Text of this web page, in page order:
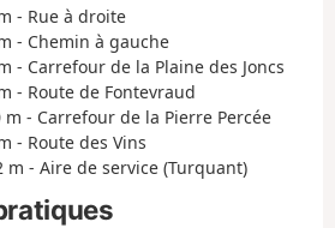
- Rue à droite
- Chemin à gauche
- Carrefour de la Plaine des Joncs
- Route de Fontevraud
m - Carrefour de la Pierre Percée
- Route des Vins
m - Aire de service (Turquant)